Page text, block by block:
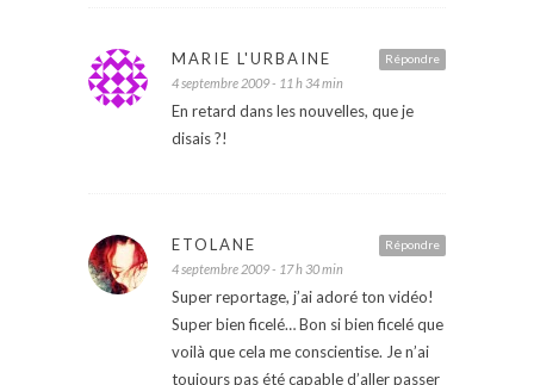
Répondre
MARIE L'URBAINE
4 septembre 2009 - 11 h 34 min
En retard dans les nouvelles, que je
disais ?!
Répondre
ETOLANE
4 septembre 2009 - 17 h 30 min
Super reportage, j’ai adoré ton vidéo!
Super bien ficelé… Bon si bien ficelé que
voilà que cela me conscientise. Je n’ai
toujours pas été capable d’aller passer